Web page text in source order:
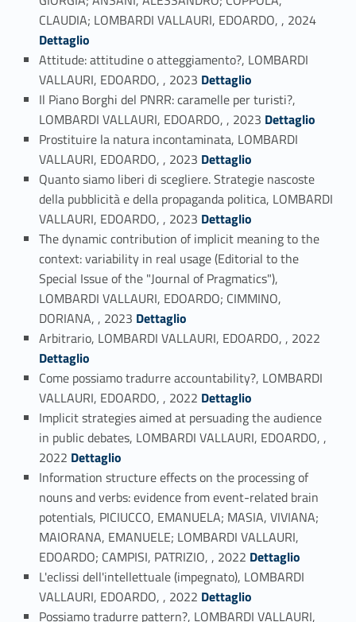
CLAUDIA; LOMBARDI VALLAURI, EDOARDO, , 2024
Dettaglio
Attitude: attitudine o atteggiamento?, LOMBARDI
VALLAURI, EDOARDO, , 2023 Link identifier #identifier_person_140122-15
Dettaglio
Il Piano Borghi del PNRR: caramelle per turisti?,
LOMBARDI VALLAURI, EDOARDO, , 2023 Link identifier #identifier_person_100803-16
Dettaglio
Prostituire la natura incontaminata, LOMBARDI
VALLAURI, EDOARDO, , 2023 Link identifier #identifier_person_196846-17
Dettaglio
Quanto siamo liberi di scegliere. Strategie nascoste
della pubblicità e della propaganda politica, LOMBARDI
VALLAURI, EDOARDO, , 2023Link identifier #identifier_person_66571-18Dettaglio
The dynamic contribution of implicit meaning to the
context: variability in real usage (Editorial to the
Special Issue of the "Journal of Pragmatics"),
LOMBARDI VALLAURI, EDOARDO; CIMMINO,
DORIANA, , 2023 Link identifier #identifier_person_164869-19
Dettaglio
Arbitrario, LOMBARDI VALLAURI, EDOARDO, , 2022
Dettaglio
Come possiamo tradurre accountability?, LOMBARDI
VALLAURI, EDOARDO, , 2022 Link identifier #identifier_person_73741-21
Dettaglio
Implicit strategies aimed at persuading the audience
in public debates, LOMBARDI VALLAURI, EDOARDO, ,
2022 Link identifier #identifier_person_190725-22
Dettaglio
Information structure effects on the processing of
nouns and verbs: evidence from event-related brain
potentials, PICIUCCO, EMANUELA; MASIA, VIVIANA;
MAIORANA, EMANUELE; LOMBARDI VALLAURI,
EDOARDO; CAMPISI, PATRIZIO, , 2022 Link identifier #identifier_person_43277-23
Dettaglio
L'eclissi dell'intellettuale (impegnato), LOMBARDI
VALLAURI, EDOARDO, , 2022 Link identifier #identifier_person_37415-24
Dettaglio
Possiamo tradurre pattern?, LOMBARDI VALLAURI,